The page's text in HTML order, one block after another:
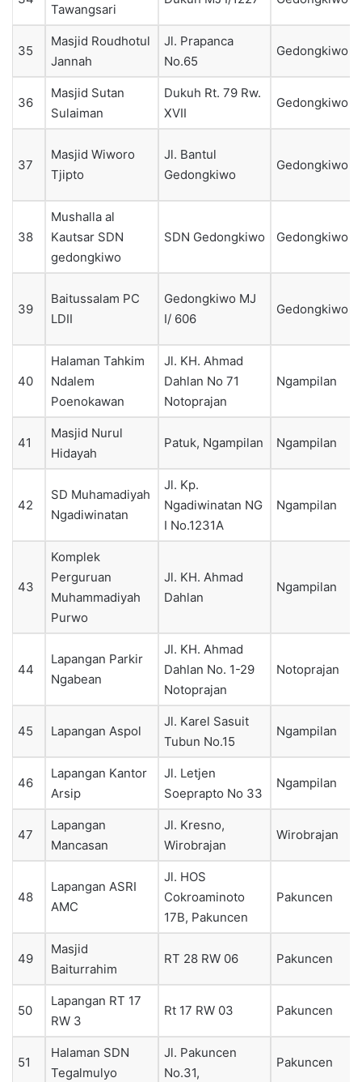
Tawangsari
35
Masjid Roudhotul
Jannah
Jl. Prapanca
No.65
Gedongkiwo
36
Masjid Sutan
Sulaiman
Dukuh Rt. 79 Rw.
XVII
Gedongkiwo
37
Masjid Wiworo
Tjipto
Jl. Bantul
Gedongkiwo
Gedongkiwo
38
Mushalla al
Kautsar SDN
gedongkiwo
SDN Gedongkiwo Gedongkiwo
39
Baitussalam PC
LDII
Gedongkiwo MJ
I/ 606
Gedongkiwo
40
Halaman Tahkim
Ndalem
Poenokawan
Jl. KH. Ahmad
Dahlan No 71
Notoprajan
Ngampilan
41
Masjid Nurul
Hidayah
Patuk, Ngampilan Ngampilan
42
SD Muhamadiyah
Ngadiwinatan
Jl. Kp.
Ngadiwinatan NG
I No.1231A
Ngampilan
43
Komplek
Perguruan
Muhammadiyah
Purwo
Jl. KH. Ahmad
Dahlan
Ngampilan
44
Lapangan Parkir
Ngabean
Jl. KH. Ahmad
Dahlan No. 1-29
Notoprajan
Notoprajan
45 Lapangan Aspol
Jl. Karel Sasuit
Tubun No.15
Ngampilan
46
Lapangan Kantor
Arsip
Jl. Letjen
Soeprapto No 33
Ngampilan
47
Lapangan
Mancasan
Jl. Kresno,
Wirobrajan
Wirobrajan
48
Lapangan ASRI
AMC
Jl. HOS
Cokroaminoto
17B, Pakuncen
Pakuncen
49
Masjid
Baiturrahim
RT 28 RW 06 Pakuncen
50
Lapangan RT 17
RW 3
Rt 17 RW 03 Pakuncen
51
Halaman SDN
Tegalmulyo
Jl. Pakuncen
No.31,
Pakuncen